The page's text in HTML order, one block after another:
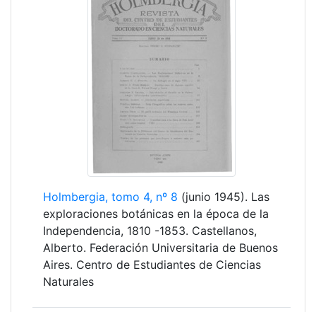
Holmbergia, tomo 4, nº 8 (junio 1945). Las
exploraciones botánicas en la época de la
Independencia, 1810 -1853. Castellanos,
Alberto. Federación Universitaria de Buenos
Aires. Centro de Estudiantes de Ciencias
Naturales